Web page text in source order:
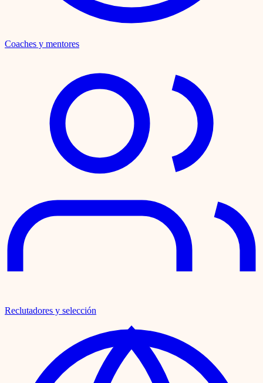
Coaches y mentores
Reclutadores y selección